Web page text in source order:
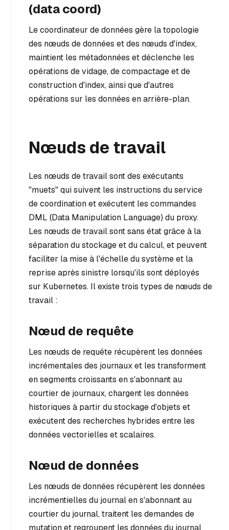
(data coord)
Le coordinateur de données gère la topologie
des nœuds de données et des nœuds d'index,
maintient les métadonnées et déclenche les
opérations de vidage, de compactage et de
construction d'index, ainsi que d'autres
opérations sur les données en arrière-plan.
Nœuds de travail
Les nœuds de travail sont des exécutants
"muets" qui suivent les instructions du service
de coordination et exécutent les commandes
DML (Data Manipulation Language) du proxy.
Les nœuds de travail sont sans état grâce à la
séparation du stockage et du calcul, et peuvent
faciliter la mise à l'échelle du système et la
reprise après sinistre lorsqu'ils sont déployés
sur Kubernetes. Il existe trois types de nœuds de
travail :
Nœud de requête
Les nœuds de requête récupèrent les données
incrémentales des journaux et les transforment
en segments croissants en s'abonnant au
courtier de journaux, chargent les données
historiques à partir du stockage d'objets et
exécutent des recherches hybrides entre les
données vectorielles et scalaires.
Nœud de données
Les nœuds de données récupèrent les données
incrémentielles du journal en s'abonnant au
courtier du journal, traitent les demandes de
mutation et regroupent les données du journal